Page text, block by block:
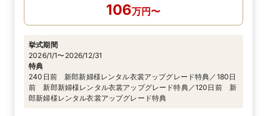
106万円〜
挙式期間
2026/1/1〜2026/12/31
特典
240日前 新郎新婦様レンタル衣裳アップグレード特典／180日
前 新郎新婦様レンタル衣裳アップグレード特典／120日前 新
郎新婦様レンタル衣裳アップグレード特典